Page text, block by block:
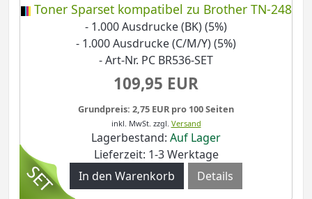
Toner Sparset kompatibel zu Brother TN-248
- 1.000 Ausdrucke (BK) (5%)
- 1.000 Ausdrucke (C/M/Y) (5%)
- Art-Nr. PC BR536-SET
109,95 EUR
Grundpreis: 2,75 EUR pro 100 Seiten
inkl. MwSt. zzgl. Versand
Lagerbestand: Auf Lager
Lieferzeit: 1-3 Werktage
Details